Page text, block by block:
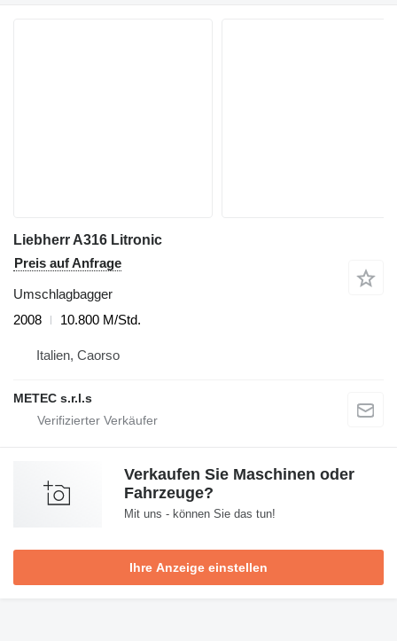
Liebherr A316 Litronic
Preis auf Anfrage
Umschlagbagger
2008
10.800 M/Std.
Italien, Caorso
METEC s.r.l.s
Verkaufen Sie Maschinen oder
Fahrzeuge?
Mit uns - können Sie das tun!
Ihre Anzeige einstellen